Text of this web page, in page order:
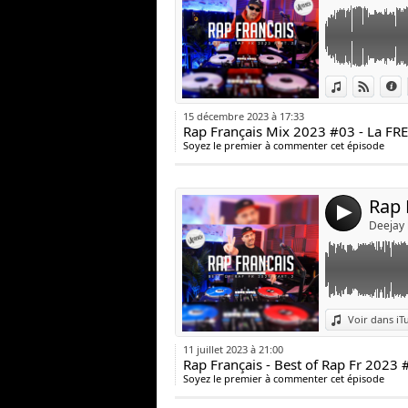
Voir dans
Voir
15 décembre 2023 à 17:33
Soyez le premier à commenter cet épisode
4 Deejay
Voir dans
Lien :
Widget :
Partager :
11 juillet 2023 à 21:00
Rap Français - Best of Rap Fr 2023
Soyez le premier à commenter cet épisode
Lien :
Widget :
Partager :